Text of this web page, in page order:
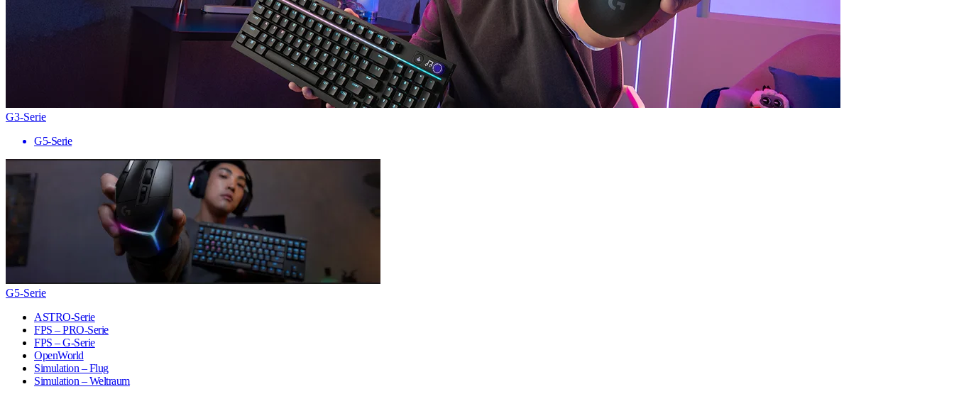
G3-Serie
G5-Serie
G5-Serie
ASTRO-Serie
FPS – PRO-Serie
FPS – G-Serie
OpenWorld
Simulation – Flug
Simulation – Weltraum